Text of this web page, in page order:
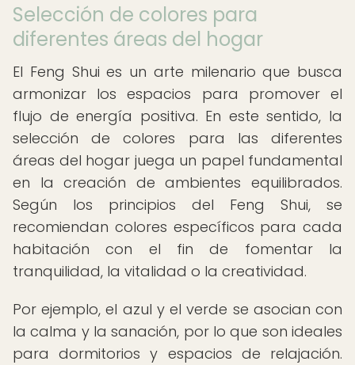
Selección de colores para
diferentes áreas del hogar
El Feng Shui es un arte milenario que busca
armonizar los espacios para promover el
flujo de energía positiva. En este sentido, la
selección de colores para las diferentes
áreas del hogar juega un papel fundamental
en la creación de ambientes equilibrados.
Según los principios del Feng Shui, se
recomiendan colores específicos para cada
habitación con el fin de fomentar la
tranquilidad, la vitalidad o la creatividad.
Por ejemplo, el azul y el verde se asocian con
la calma y la sanación, por lo que son ideales
para dormitorios y espacios de relajación.